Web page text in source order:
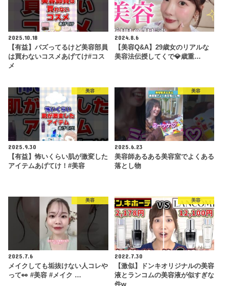
2025.10.18
【有益】バズってるけど美容部員
は買わないコスメあげてけ#コス
メ
2024.8.6
【美容Q&A】29歳女のリアルな
美容法伝授してくで💎歳重…
美容
2025.9.30
【有益】怖いくらい肌が激変した
アイテムあげてけ！#美容
美容
2025.6.23
美容師あるある美容室でよくある
落とし物
美容
2025.7.6
メイクしても垢抜けない人コレや
って👀 #美容 #メイク …
美容
2022.7.30
【激似】ドンキオリジナルの美容
液とランコムの美容液が似すぎな
件w